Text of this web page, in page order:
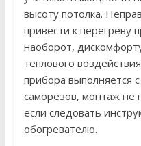
высоту потолка.
привести к перегреву
наоборот,
теплового
прибора выполняется
саморезов, монтаж не
если следовать
обогревателю.